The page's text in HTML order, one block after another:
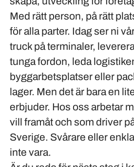
Med rätt person, på rätt
för alla parter. Idag ser ni
truck på terminaler,
tunga fordon, leda
byggarbetsplatser eller
lager. Men det är bara en
erbjuder. Hos oss arbetar
vill framåt och som driver
Sverige. Svårare eller
inte vara.